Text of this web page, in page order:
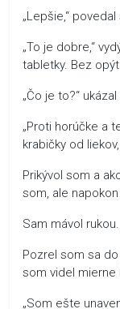
„Lepšie,“
„To je dobre,“
tabletky. Bez
„Čo je to?“
„Proti horúčke a
krabičky od
Prikývol som a
som, ale
Sam mávol
Pozrel som sa
som videl mierne
„Som ešte